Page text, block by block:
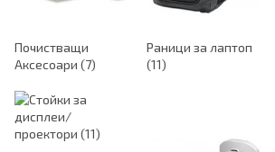
Почистващи
Аксесоари (7)
Раници за лаптоп
(11)